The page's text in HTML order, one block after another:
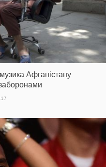
музика Афганістану